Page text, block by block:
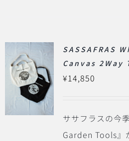
SASSAFRAS
Canvas 2Way
¥14,850
ササフラスの今
Garden Tools』